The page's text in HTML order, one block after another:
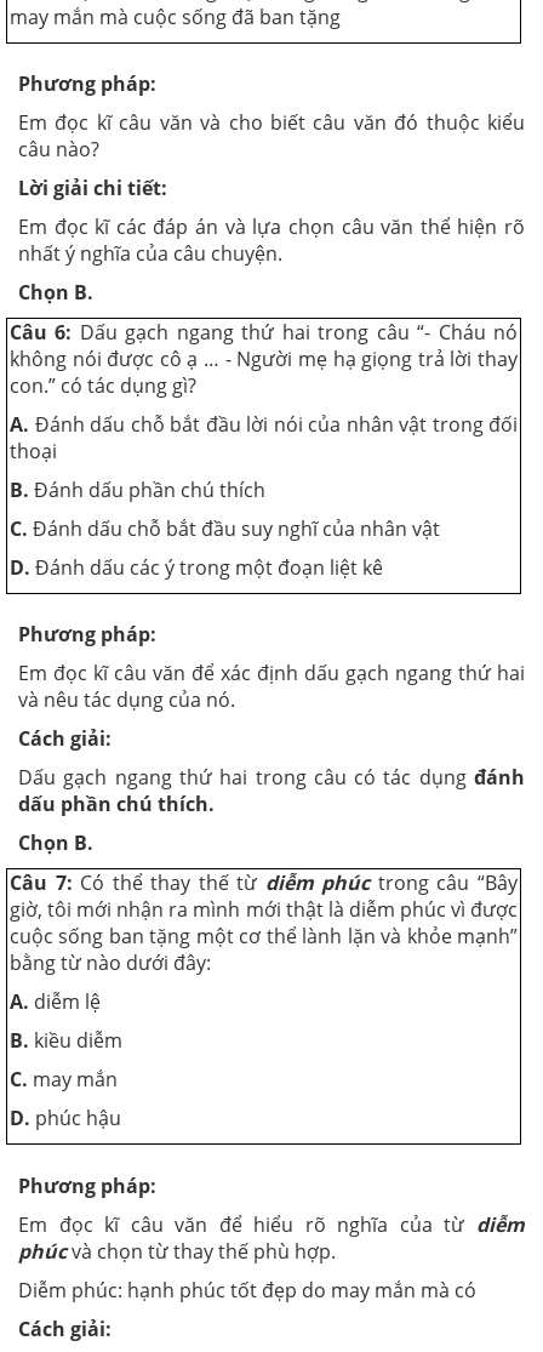
may mắn mà cuộc sống đã ban tặng
Phương pháp:
Em đọc kĩ câu văn và cho biết câu văn đó thuộc kiểu
câu nào?
Lời giải chi tiết:
Em đọc kĩ các đáp án và lựa chọn câu văn thể hiện rõ
nhất ý nghĩa của câu chuyện.
Chọn B.
Câu 6: Dấu gạch ngang thứ hai trong câu “- Cháu nó
không nói được cô ạ … - Người mẹ hạ giọng trả lời thay
con.” có tác dụng gì?
A. Đánh dấu chỗ bắt đầu lời nói của nhân vật trong đối
thoại
B. Đánh dấu phần chú thích
C. Đánh dấu chỗ bắt đầu suy nghĩ của nhân vật
D. Đánh dấu các ý trong một đoạn liệt kê
Phương pháp:
Em đọc kĩ câu văn để xác định dấu gạch ngang thứ hai
và nêu tác dụng của nó.
Cách giải:
Dấu gạch ngang thứ hai trong câu có tác dụng đánh
dấu phần chú thích.
Chọn B.
Câu 7: Có thể thay thế từ diễm phúc trong câu “Bây
giờ, tôi mới nhận ra mình mới thật là diễm phúc vì được
cuộc sống ban tặng một cơ thể lành lặn và khỏe mạnh”
bằng từ nào dưới đây:
A. diễm lệ
B. kiều diễm
C. may mắn
D. phúc hậu
Phương pháp:
Em đọc kĩ câu văn để hiểu rõ nghĩa của từ diễm
phúcvà chọn từ thay thế phù hợp.
Diễm phúc: hạnh phúc tốt đẹp do may mắn mà có
Cách giải: